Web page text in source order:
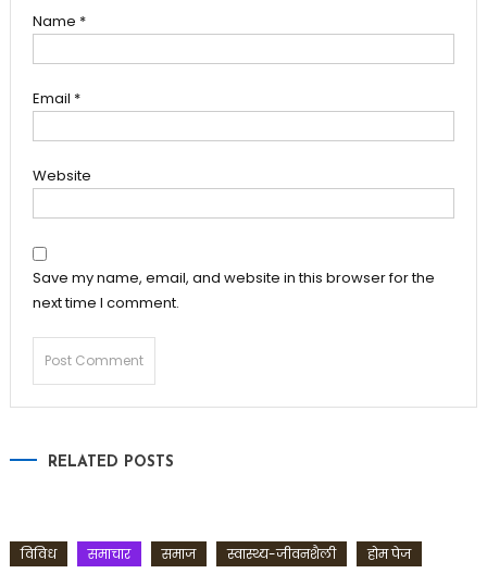
Name *
Email *
Website
Save my name, email, and website in this browser for the
next time I comment.
RELATED POSTS
विविध समाचार समाज स्वास्थ्य-जीवनशैली होम पेज